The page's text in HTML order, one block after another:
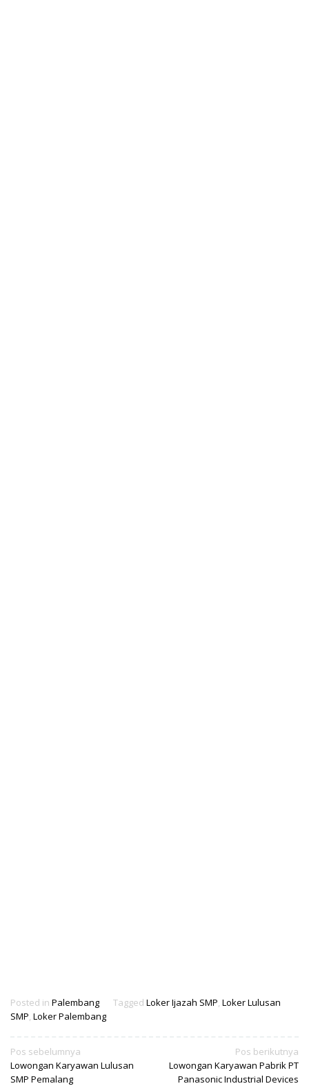
Posted in Palembang Tagged Loker Ijazah SMP Loker Lulusan
SMP Loker Palembang
Navigasi
pos
Pos sebelumnya
Lowongan Karyawan Lulusan
SMP Pemalang
Pos berikutnya
Lowongan Karyawan Pabrik PT
Panasonic Industrial Devices